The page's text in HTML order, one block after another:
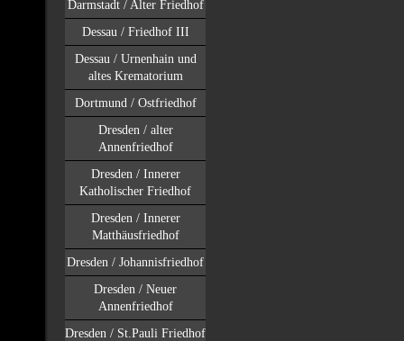
Darmstadt / Alter Friedhof
Dessau / Friedhof III
Dessau / Urnenhain und
altes Krematorium
Dortmund / Ostfriedhof
Dresden / alter
Annenfriedhof
Dresden / Innerer
Katholischer Friedhof
Dresden / Innerer
Matthäusfriedhof
Dresden / Johannisfriedhof
Dresden / Neuer
Annenfriedhof
Dresden / St.Pauli Friedhof